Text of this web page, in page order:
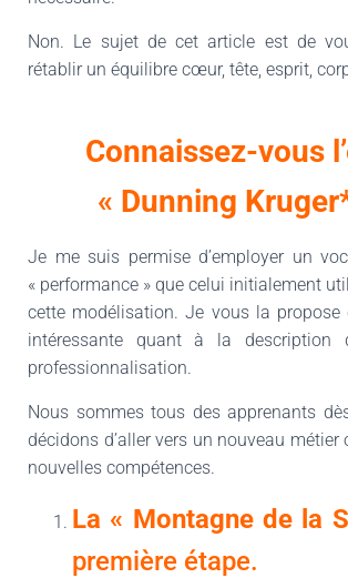
Non. Le sujet de cet article est de
rétablir un équilibre cœur, tête, esprit,
Connaissez-vous
« Dunning
Je me suis permise d’employer un
« performance » que celui initialement
cette modélisation. Je vous la
intéressante quant à la description
professionnalisation.
Nous sommes tous des apprenants
décidons d’aller vers un nouveau métier
nouvelles compétences.
La « Montagne de la
première étape.